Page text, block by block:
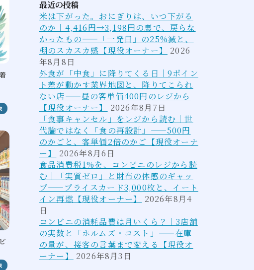
ゴ
リ
ー
最近の投稿
米は下がった。おにぎりは、いつ下がる
のか｜4,416円→3,198円の裏で、戻らな
かったもの——「一発目」の25%減と、
棚のスカスカ感【現役オーナー】
2026
年8月8日
外食が「中食」に降りてくる日｜9ポイン
ト差が動かす業界地図と、降りてこられ
ない店——昼の客単価400円のレジから
【現役オーナー】
2026年8月7日
「食事キャンセル」をレジから読む｜世
代論ではなく「食の再設計」——500円
のかごと、客単価2倍のかご【現役オーナ
ー】
2026年8月6日
食品消費税1%を、コンビニのレジから読
む｜「実質ゼロ」と財布の体感のギャッ
プ——プライスカード3,000枚と、イート
イン再燃【現役オーナー】
2026年8月4
日
コンビニの消耗品費は月いくら？｜3店舗
の実数と「ホルムズ・コスト」——在庫
の量が、接客の言葉まで変える【現役オ
ーナー】
2026年8月3日